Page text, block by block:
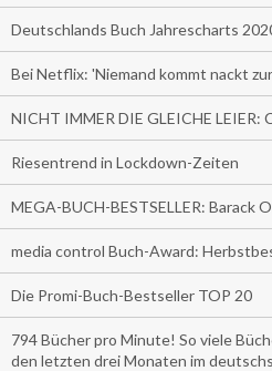
Deutschlands Buch Jahrescharts
Bei Netflix: 'Niemand kommt nackt
NICHT IMMER DIE GLEICHE LEIER:
Riesentrend in Lockdown-Zeiten
MEGA-BUCH-BESTSELLER: Barack
media control Buch-Award:
Die Promi-Buch-Bestseller TOP 20
794 Bücher pro Minute! So viele
den letzten drei Monaten im